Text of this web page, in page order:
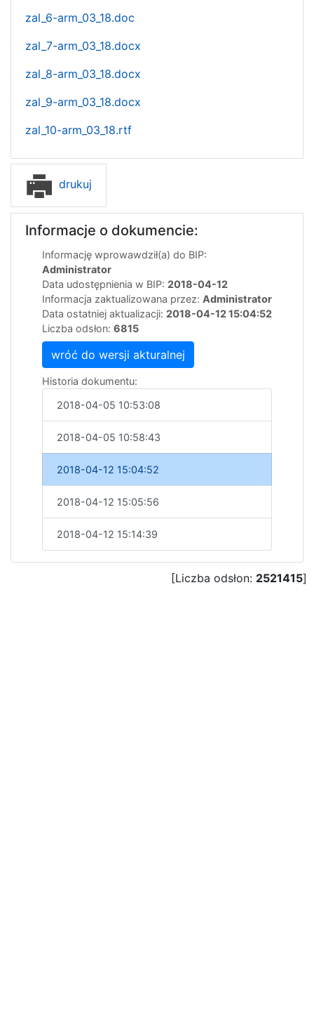
zal_6-arm_03_18.doc
zal_7-arm_03_18.docx
zal_8-arm_03_18.docx
zal_9-arm_03_18.docx
zal_10-arm_03_18.rtf
drukuj
Informacje o dokumencie:
Informację wprowawdził(a) do BIP:
Administrator
Data udostępnienia w BIP: 2018-04-12
Informacja zaktualizowana przez: Administrator
Data ostatniej aktualizacji: 2018-04-12 15:04:52
Liczba odsłon: 6815
wróć do wersji akturalnej
Historia dokumentu:
2018-04-05 10:53:08
2018-04-05 10:58:43
2018-04-12 15:04:52
2018-04-12 15:05:56
2018-04-12 15:14:39
[Liczba odsłon: 2521415]